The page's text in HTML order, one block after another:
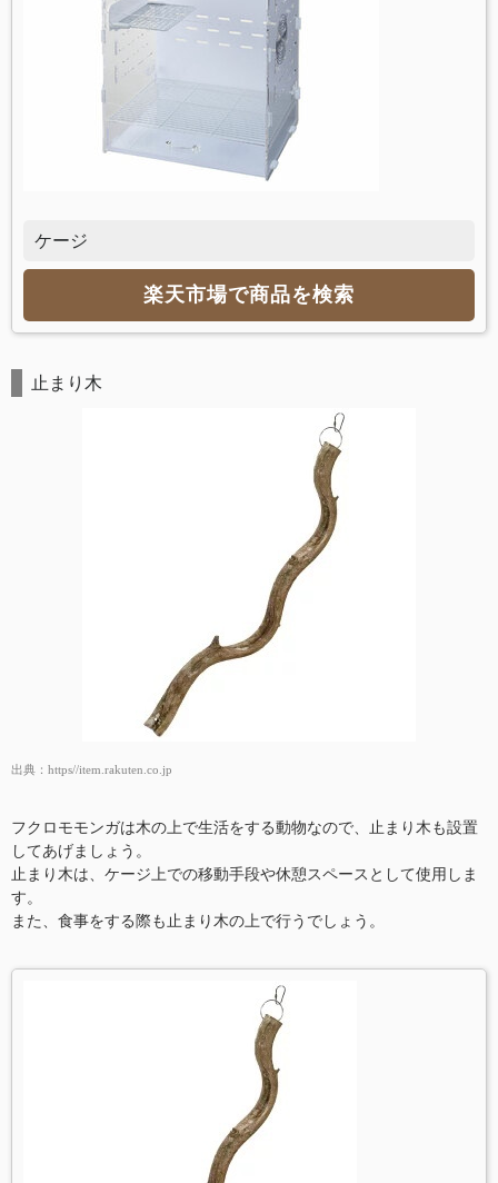
ケージ
楽天市場で商品を検索
止まり木
出典： https//item.rakuten.co.jp
フクロモモンガは木の上で生活をする動物なので、止まり木も設置
してあげましょう。
止まり木は、ケージ上での移動手段や休憩スペースとして使用しま
す。
また、食事をする際も止まり木の上で行うでしょう。